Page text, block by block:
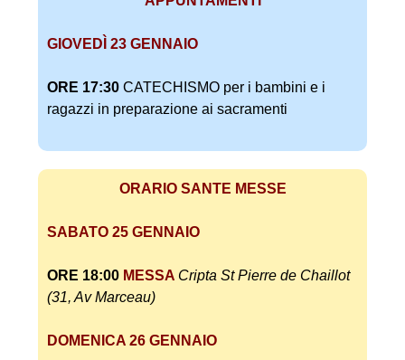
GIOVEDÌ 23 GENNAIO
ORE 17:30 CATECHISMO per i bambini e i
ragazzi in preparazione ai sacramenti
ORARIO SANTE MESSE
SABATO 25 GENNAIO
ORE 18:00 MESSA Cripta St Pierre de Chaillot
(31, Av Marceau)
DOMENICA 26 GENNAIO